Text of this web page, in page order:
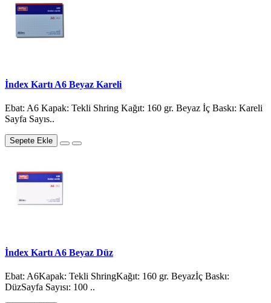
İndex Kartı A6 Beyaz Kareli
Ebat: A6 Kapak: Tekli Shring Kağıt: 160 gr. Beyaz İç Baskı: Kareli
Sayfa Sayıs..
Sepete Ekle
İndex Kartı A6 Beyaz Düz
Ebat: A6Kapak: Tekli ShringKağıt: 160 gr. Beyazİç Baskı:
DüzSayfa Sayısı: 100 ..